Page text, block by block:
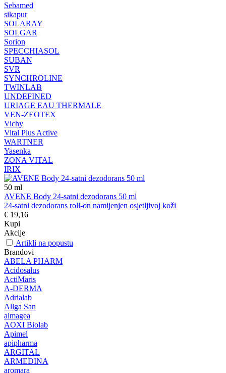
Sebamed
sikapur
SOLARAY
SOLGAR
Sorion
SPECCHIASOL
SUBAN
SVR
SYNCHROLINE
TWINLAB
UNDEFINED
URIAGE EAU THERMALE
VEN-ZEOTEX
Vichy
Vital Plus Active
WARTNER
Yasenka
ZONA VITAL
IRIX
50 ml
AVENE Body 24-satni dezodorans 50 ml
24-satni dezodorans roll-on namijenjen osjetljivoj koži
€ 19,16
Kupi
Akcije
Artikli na popustu
Brandovi
ABELA PHARM
Acidosalus
ActiMaris
A-DERMA
Adrialab
Allga San
almagea
AOXI Biolab
Apimel
apipharma
ARGITAL
ARMEDINA
aromara